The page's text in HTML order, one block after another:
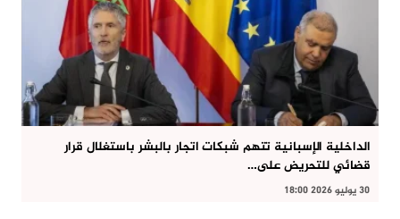
الداخلية الإسبانية تتهم شبكات اتجار بالبشر باستغلال قرار
قضائي للتحريض على…
30 يوليو 2026 18:00